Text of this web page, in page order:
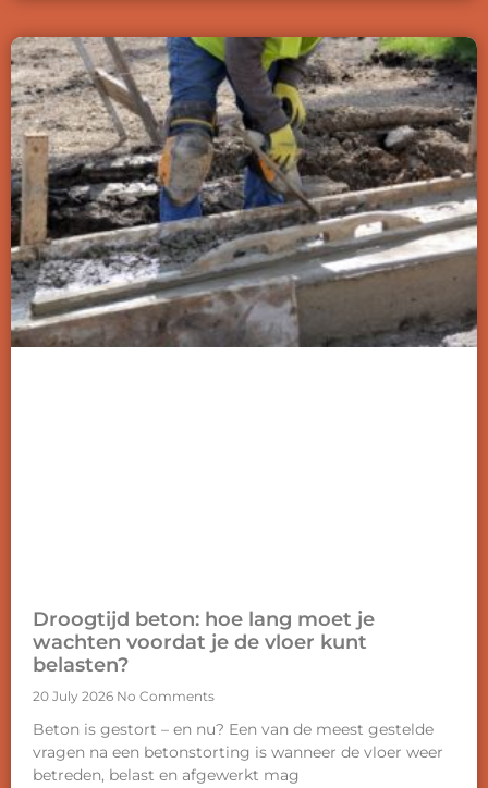
Droogtijd beton: hoe lang moet je
wachten voordat je de vloer kunt
belasten?
20 July 2026 No Comments
Beton is gestort – en nu? Een van de meest gestelde
vragen na een betonstorting is wanneer de vloer weer
betreden, belast en afgewerkt mag